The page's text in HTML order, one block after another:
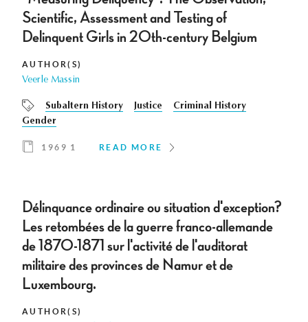
Scientific, Assessment and Testing of
Delinquent Girls in 20th-century Belgium
AUTHOR(S)
Veerle Massin
Subaltern History Justice
Criminal History
Gender
1969 1 READ MORE
Délinquance ordinaire ou situation d'exception?
Les retombées de la guerre franco-allemande
de 1870-1871 sur l'activité de l'auditorat
militaire des provinces de Namur et de
Luxembourg.
AUTHOR(S)